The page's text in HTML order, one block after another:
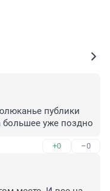
публики
большее уже поздно
+0 –0